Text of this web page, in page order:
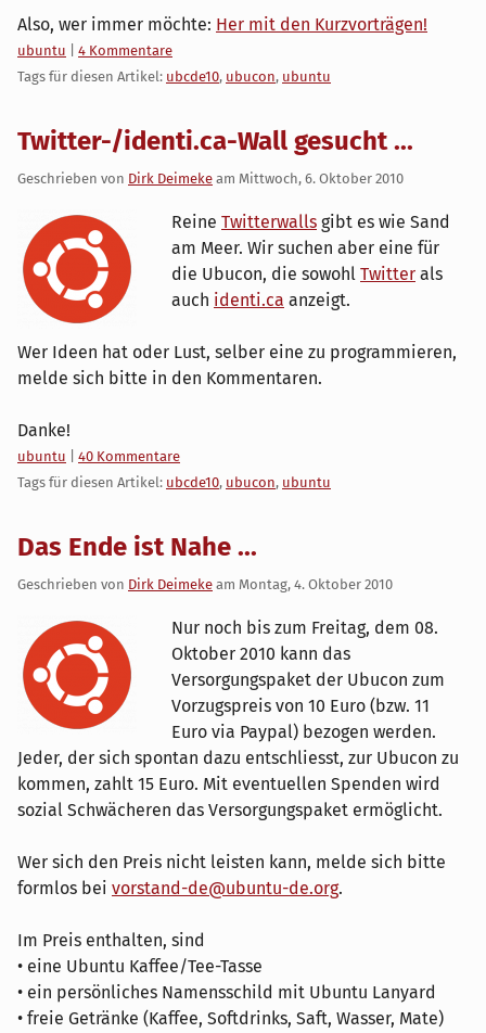
Also, wer immer möchte: Her mit den Kurzvorträgen!
Kategorien:
ubuntu
4 Kommentare
Tags für diesen Artikel: ubcde10, ubucon, ubuntu
Twitter-/identi.ca-Wall gesucht ...
Geschrieben von Dirk Deimeke am Mittwoch, 6. Oktober 2010
Reine Twitterwalls gibt es wie Sand
am Meer. Wir suchen aber eine für
die Ubucon, die sowohl Twitter als
auch identi.ca anzeigt.
Wer Ideen hat oder Lust, selber eine zu programmieren,
melde sich bitte in den Kommentaren.
Danke!
Kategorien:
ubuntu
40 Kommentare
Tags für diesen Artikel: ubcde10, ubucon, ubuntu
Das Ende ist Nahe ...
Geschrieben von Dirk Deimeke am Montag, 4. Oktober 2010
Nur noch bis zum Freitag, dem 08.
Oktober 2010 kann das
Versorgungspaket der Ubucon zum
Vorzugspreis von 10 Euro (bzw. 11
Euro via Paypal) bezogen werden.
Jeder, der sich spontan dazu entschliesst, zur Ubucon zu
kommen, zahlt 15 Euro. Mit eventuellen Spenden wird
sozial Schwächeren das Versorgungspaket ermöglicht.
Wer sich den Preis nicht leisten kann, melde sich bitte
formlos bei vorstand-de@ubuntu-de.org.
Im Preis enthalten, sind
• eine Ubuntu Kaffee/Tee-Tasse
• ein persönliches Namensschild mit Ubuntu Lanyard
• freie Getränke (Kaffee, Softdrinks, Saft, Wasser, Mate)